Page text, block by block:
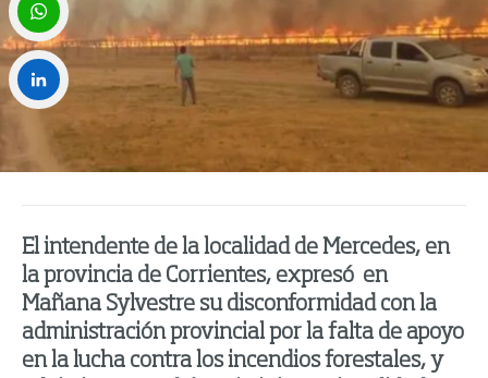
El intendente de la localidad de Mercedes, en
la provincia de Corrientes, expresó en
Mañana Sylvestre su disconformidad con la
administración provincial por la falta de apoyo
en la lucha contra los incendios forestales, y
WhatsApp
LinkedIn